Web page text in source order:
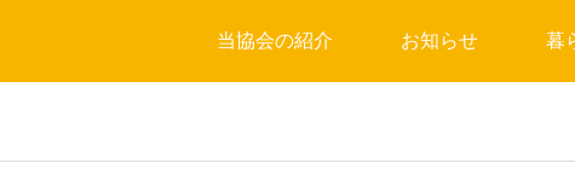
当協会の紹介 お知らせ 暮